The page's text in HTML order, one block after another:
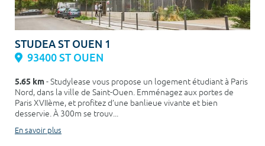
STUDEA ST OUEN 1
93400 ST OUEN
5.65 km- Studylease vous propose un logement étudiant à Paris
Nord, dans la ville de Saint-Ouen. Emménagez aux portes de
Paris XVIIème, et profitez d’une banlieue vivante et bien
desservie. À 300m se trouv...
En savoir plus